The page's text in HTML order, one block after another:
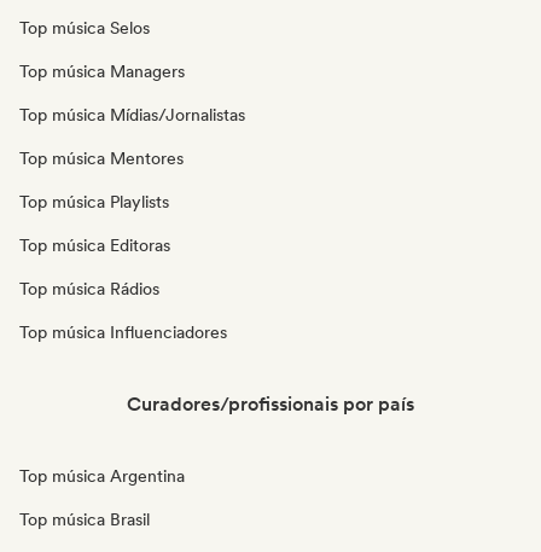
Top música Selos
Top música Managers
Top música Mídias/Jornalistas
Top música Mentores
Top música Playlists
Top música Editoras
Top música Rádios
Top música Influenciadores
Curadores/profissionais por país
Top música Argentina
Top música Brasil